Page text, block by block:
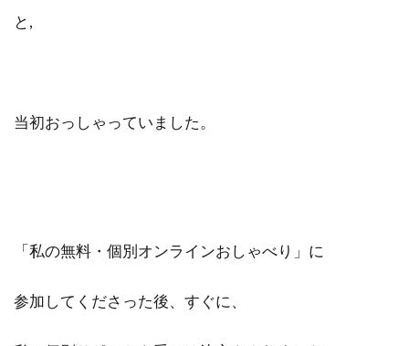
と,
当初おっしゃっていました。
「私の無料・個別オンラインおしゃべり」に
参加してくださった後、すぐに、